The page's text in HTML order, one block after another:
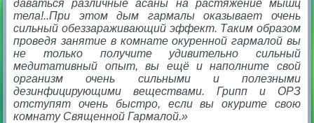
даваться различные асаны на растяжение мышц
тела!..При этом дым гармалы оказывает очень
сильный обеззараживающий эффект. Таким образом
проведя занятие в комнате окуренной гармалой вы
не только получите удивительно сильный
медитативный опыт, вы ещё и наполните свой
организм очень сильными и полезными
дезинфицирующими веществами. Грипп и ОРЗ
отступят очень быстро, если вы окурите свою
комнату Священной Гармалой.»